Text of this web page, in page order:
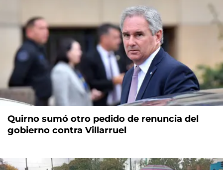
Quirno sumó otro pedido de renuncia del
gobierno contra Villarruel